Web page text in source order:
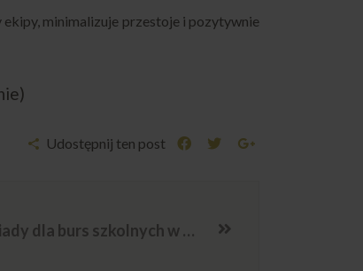
minimalizuje przestoje i pozytywnie
Udostępnij ten post
Obiady dla burs szkolnych w Warszawie – jak zaplanować wyżywienie uczniów